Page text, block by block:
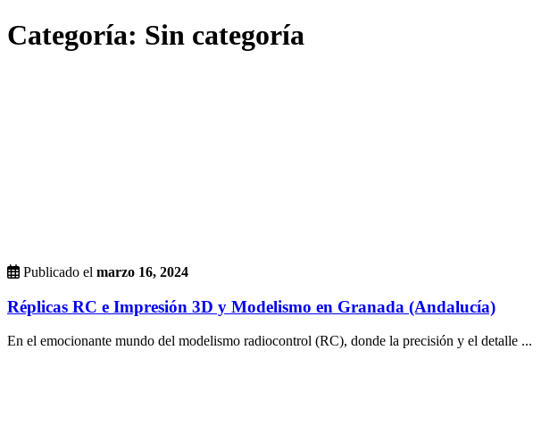
Categoría: Sin categoría
Publicado el marzo 16, 2024
Réplicas RC e Impresión 3D y Modelismo en Granada (Andalucía)
En el emocionante mundo del modelismo radiocontrol (RC), donde la precisión y el detalle ...